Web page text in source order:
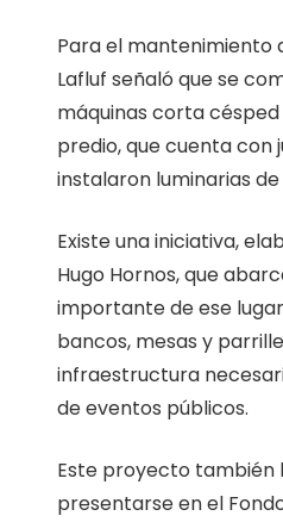
Para el mantenimiento
Lafluf señaló que se
máquinas corta césped
predio, que cuenta con
instalaron luminarias
Existe una iniciativa,
Hugo Hornos, que
importante de ese
bancos, mesas y
infraestructura
de eventos públicos.
Este proyecto también
presentarse en el